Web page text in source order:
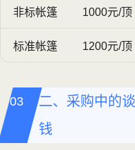
非标帐篷 1000元/顶
标准帐篷 1200元/顶
二、采购中的
钱